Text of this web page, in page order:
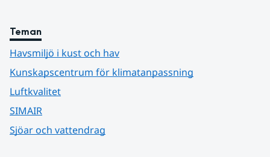
Teman
Havsmiljö i kust och hav
Kunskapscentrum för klimatanpassning
Luftkvalitet
SIMAIR
Sjöar och vattendrag